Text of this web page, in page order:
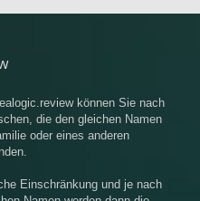
können Sie nach
die den gleichen Namen
oder eines anderen
Einschränkung und je nach